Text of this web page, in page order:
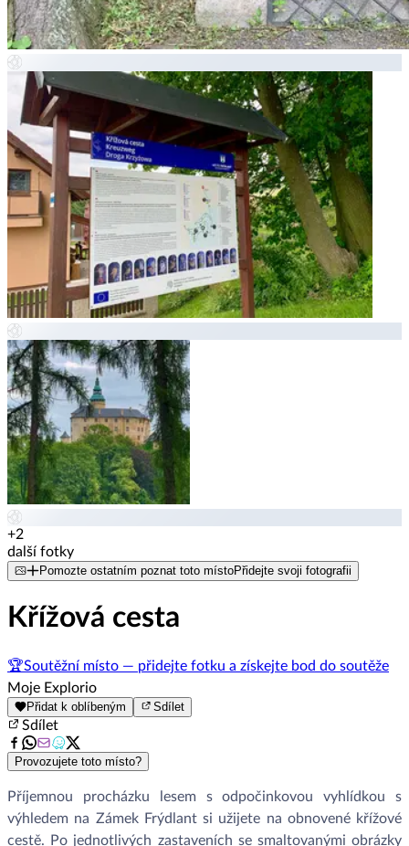
+2
další fotky
Pomozte ostatním poznat toto místoPřidejte svoji fotografii
Křížová cesta
🏆Soutěžní místo — přidejte fotku a získejte bod do soutěže
Moje Explorio
Přidat k oblíbeným Sdílet
Sdílet
Provozujete toto místo?
Příjemnou procházku lesem s odpočinkovou vyhlídkou s
výhledem na Zámek Frýdlant si užijete na obnovené křížové
cestě. Po jednotlivých zastaveních se smaltovanými obrázky